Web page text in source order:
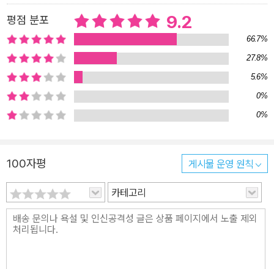
호기심 많고 활달한 아홉 살 소녀 클로디아 맥티어는 부모님 그리고
언니 프리다와 함께 살고 있다. 맥티어 가족은 페콜라라는 이웃 소녀
를 맡게 되는데, 폭력적인 페콜라의 아버지가 집에 불을 지르는 바람
에 갈 곳 없이 나앉은 상태였기 때문이다. 나이가 비슷한 페콜라와 프
리다는 아역배우 셜리 템플에 열광하지만 클로디아는 그들을 이해하
지 못한다. “온 세상이 여자아이라면 다들 파란 눈과 노란 머리와 분
홍 피부의 인형을 소중히 여긴다는 데 합의한 듯”해도, 오히려 클로디
도 누구인지 모른 채 자랐다. 게다가 성행위를 하던 중 백인들에게 모
욕당한 경험이 트라우마처럼 남아 있다. 아내 폴린을 만나 결혼하고
두 아이를 키우며 잠시 안정된 생활을 하는가 싶었지만 비참한 현실
은 가족 모두를 불행으로 몰아간다. 한편 백인에게 고용되어 가정부
로 일하는 폴린은 집과 정원을 깔끔하게 꾸미는 일에 집착하며, 자기
평점 분포 9.2
66.7%
27.8%
5.6%
0%
0%
100자평 게시물 운영 원칙
카테고리